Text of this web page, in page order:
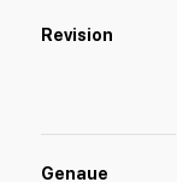
Revision
Genaue